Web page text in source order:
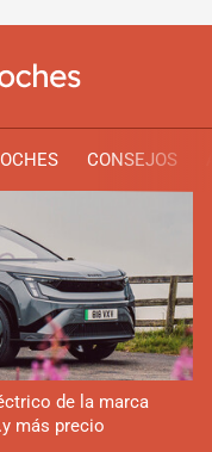
CONSEJOS
de la marca
más precio